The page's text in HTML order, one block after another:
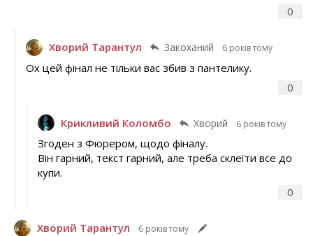
0
Хворий Тарантул Закоханий 6 років тому
0
Ох цей фінал не тільки вас збив з пантелику.
Крикливий Коломбо Хворий 6 років тому
0
Згоден з Фюрером, щодо фіналу.
Він гарний, текст гарний, але треба склеїти все до
купи.
Хворий Тарантул 6 років тому